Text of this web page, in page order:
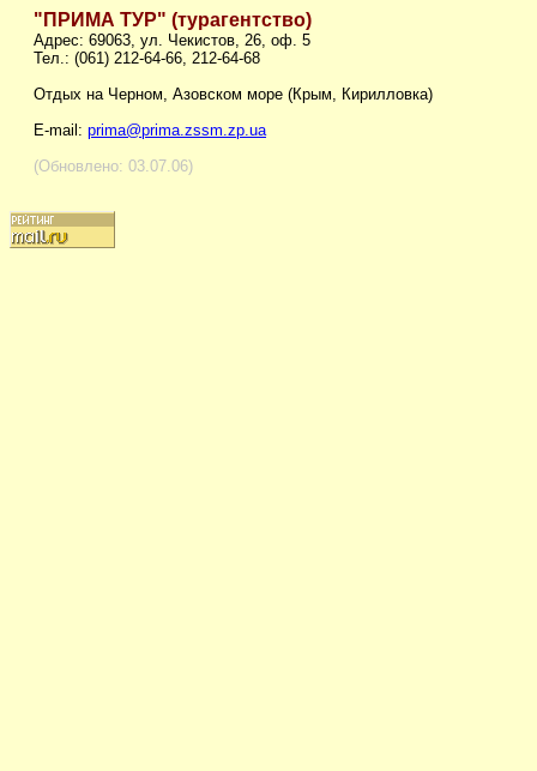
"ПРИМА ТУР" (турагентство)
Адрес: 69063, ул. Чекистов, 26, оф. 5
Тел.: (061) 212-64-66, 212-64-68
Отдых на Черном, Азовском море (Крым, Кирилловка)
E-mail: prima@prima.zssm.zp.ua
(Обновлено: 03.07.06)